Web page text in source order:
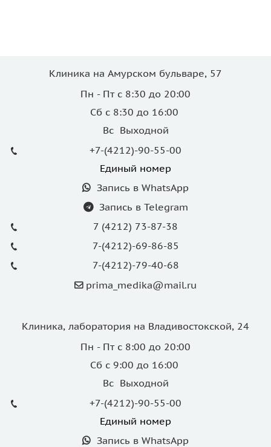
Клиника на Амурском бульваре, 57
Пн - Пт с 8:30 до 20:00
Сб с 8:30 до 16:00
Вс Выходной
+7-(4212)-90-55-00
Единый номер
Запись в WhatsApp
Запись в Telegram
7 (4212) 73-87-38
7-(4212)-69-86-85
7-(4212)-79-40-68
prima_medika@mail.ru
Клиника, лаборатория на Владивостокской, 24
Пн - Пт с 8:00 до 20:00
Сб с 9:00 до 16:00
Вс Выходной
+7-(4212)-90-55-00
Единый номер
Запись в WhatsApp